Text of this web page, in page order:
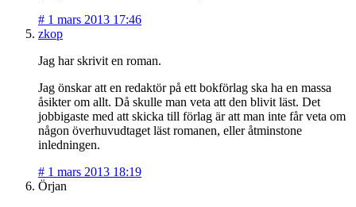
# 1 mars 2013 17:46
zkop
Jag har skrivit en roman.
Jag önskar att en redaktör på ett bokförlag ska ha en massa
åsikter om allt. Då skulle man veta att den blivit läst. Det
jobbigaste med att skicka till förlag är att man inte får veta om
någon överhuvudtaget läst romanen, eller åtminstone
inledningen.
# 1 mars 2013 18:19
Örjan